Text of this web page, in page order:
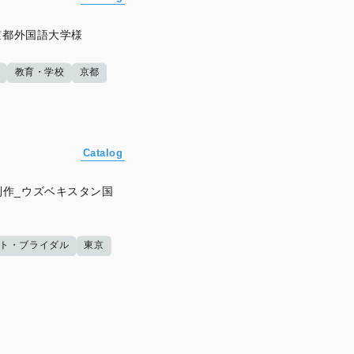
外国語大学様
教育・学校 京都
Catalog
_ウズベキスタン国
・ブライダル 東京